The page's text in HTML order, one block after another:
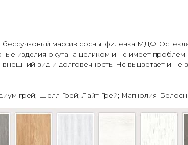
массив сосны, филенка МДФ.
изделия окутана целиком и не имеет
вид и долговечность. Не выцветает и
грей; Шелл Грей; Лайт Грей; Магнолия;